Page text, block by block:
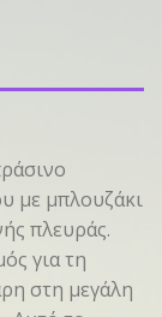
με μπλουζάκι
πλευράς.
για τη
στη μεγάλη